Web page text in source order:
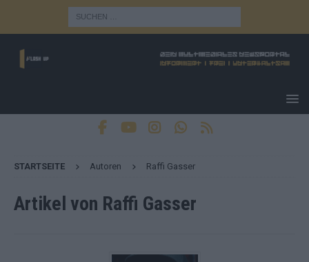
STARTSEITE Autoren Raffi Gasser
Artikel von Raffi Gasser